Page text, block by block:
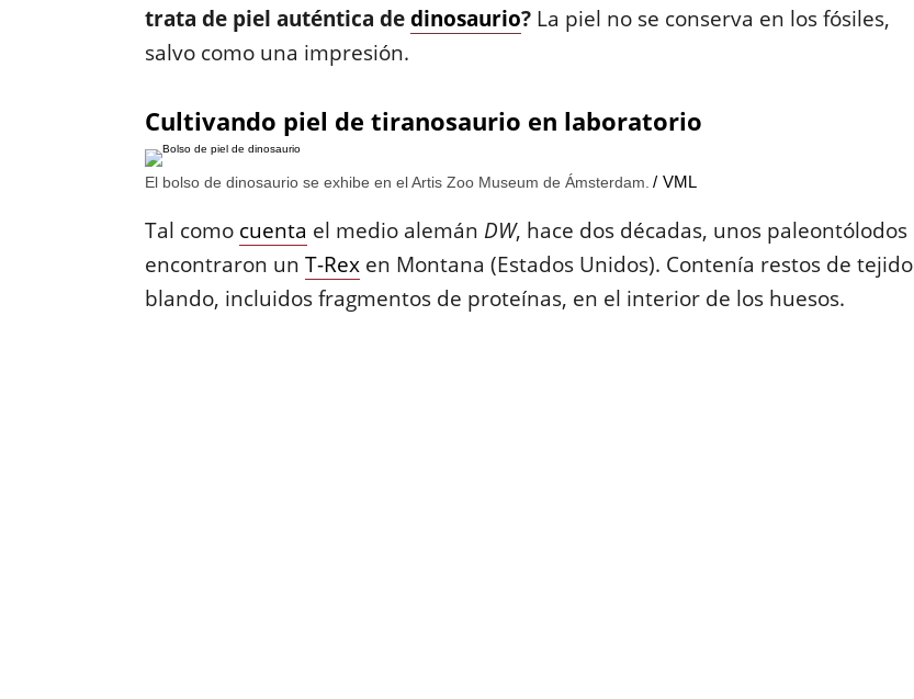
trata de piel auténtica dedinosaurio?La piel no se conserva en los fósiles,
salvo como una impresión.
Cultivando piel de tiranosaurio en laboratorio
El bolso de dinosaurio se exhibe en el Artis Zoo Museum de Ámsterdam. VML
Tal como cuenta el medio alemán DW, hace dos décadas, unos paleontólodos
encontraron un T-Rexen Montana (Estados Unidos). Contenía restos de tejido
blando, incluidos fragmentos de proteínas, en el interior de los huesos.